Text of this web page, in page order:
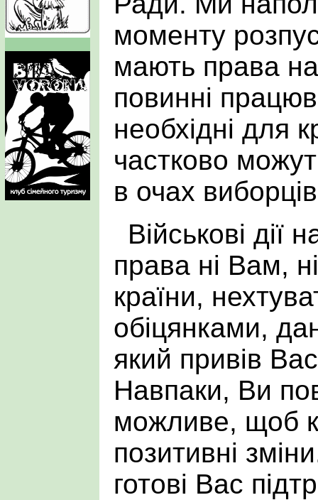
моменту
мають права на
повинні
необхідні для
частково
в очах
Військові дії
права ні Вам,
країни,
обіцянками,
який привів
Навпаки, Ви
можливе, щоб
позитивні
готові Вас